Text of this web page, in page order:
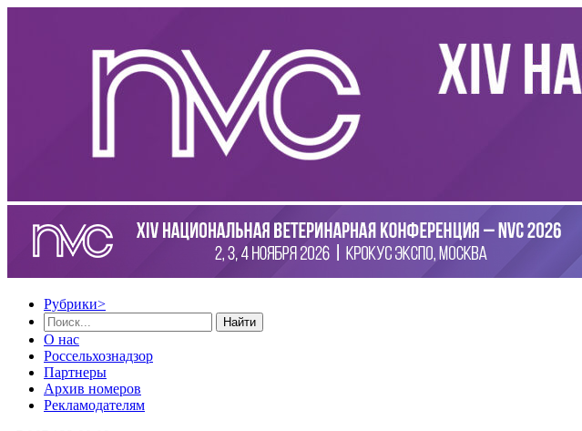
Рубрики>
Найти
О нас
Россельхознадзор
Партнеры
Архив номеров
Рекламодателям